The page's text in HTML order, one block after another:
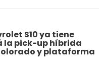
S10 ya tiene
la pick-up híbrida
y plataforma